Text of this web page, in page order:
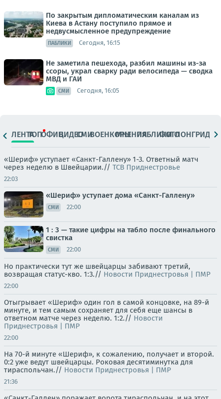
По закрытым дипломатическим каналам из
Киева в Астану поступило прямое и
недвусмысленное предупреждение
ПАБЛИКИ Сегодня, 16:15
Не заметила пешехода, разбил машины из-за
ссоры, украл сварку ради велосипеда — сводка
МВД и ГАИ
СМИ Сегодня, 16:05
ЛЕНТАТОПОФИЦ.ВИДЕОСМИВОЕНКОРЫМНЕНИЯПАБЛИКИ
ФОТОЛОНГРИДЫ
«Шериф» уступает «Санкт-Галлену» 1-3. Ответный матч
через неделю в Швейцарии.// ТСВ Приднестровье
22:03
«Шериф» уступает дома «Санкт-Галлену»
СМИ 22:00
1 : 3 — такие цифры на табло после финального
свистка
СМИ 22:00
Но практически тут же швейцарцы забивают третий,
возвращая статус-кво. 1:3.// Новости Приднестровья | ПМР
22:00
Отыгрывает «Шериф» один гол в самой концовке, на 89-й
минуте, и тем самым сохраняет для себя еще шансы в
ответном матче через неделю. 1:2.// Новости
Приднестровья | ПМР
22:00
На 70-й минуте «Шериф», к сожалению, получает и второй.
0:2 уже ведут швейцарцы. Роковая десятиминутка для
тираспольчан.// Новости Приднестровья | ПМР
21:36